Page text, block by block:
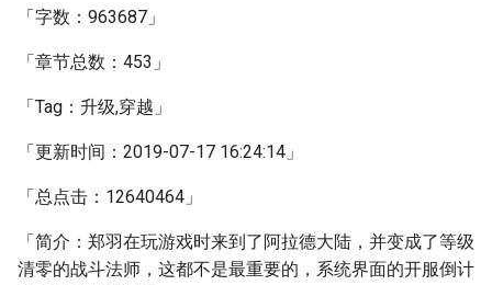
「字数：963687」
「章节总数：453」
「Tag：升级,穿越」
「更新时间：2019-07-17 16:24:14」
「总点击：12640464」
「简介：郑羽在玩游戏时来到了阿拉德大陆，并变成了等级
清零的战斗法师，这都不是最重要的，系统界面的开服倒计